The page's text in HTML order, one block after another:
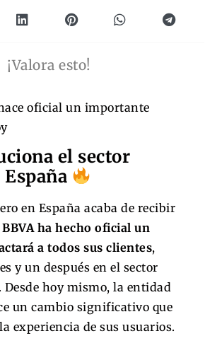
¡Valora esto!
oficial un importante
el sector
en España acaba de recibir
BBVA ha hecho oficial un
a todos sus clientes,
y un después en el sector
hoy mismo, la entidad
un cambio significativo que
experiencia de sus usuarios.